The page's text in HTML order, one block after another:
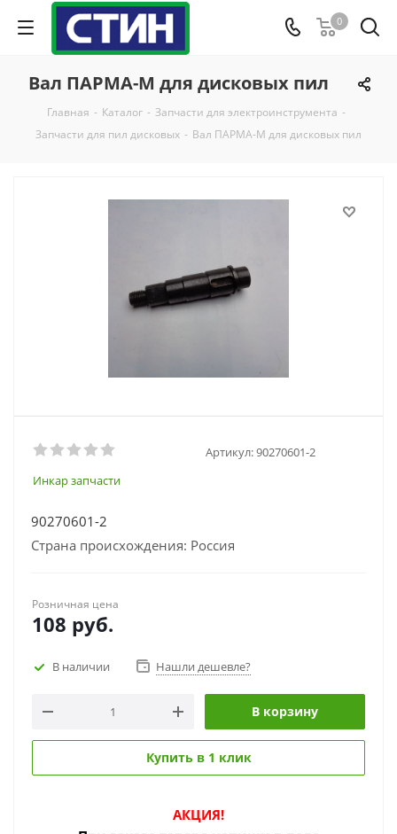
0
Вал ПАРМА-М для дисковых пил
Главная - Каталог - Запчасти для электроинструмента -
Запчасти для пил дисковых - Вал ПАРМА-М для дисковых пил
Артикул:90270601-2
Инкар запчасти
90270601-2
Страна происхождения: Россия
Розничная цена
108 руб.
В наличии Нашли дешевле?
В корзину
Купить в 1 клик
АКЦИЯ!